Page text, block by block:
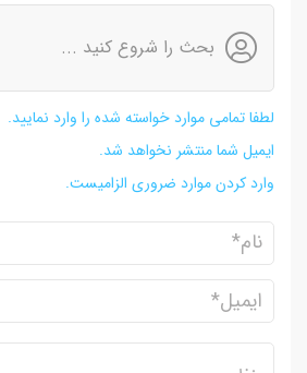
بحث را شروع کنید ...
لطفا تمامی موارد خواسته شده را وارد نمایید.
ایمیل شما منتشر نخواهد شد.
وارد کردن موارد ضروری الزامیست.